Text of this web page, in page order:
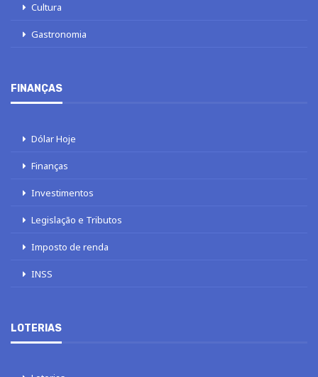
Cultura
Gastronomia
FINANÇAS
Dólar Hoje
Finanças
Investimentos
Legislação e Tributos
Imposto de renda
INSS
LOTERIAS